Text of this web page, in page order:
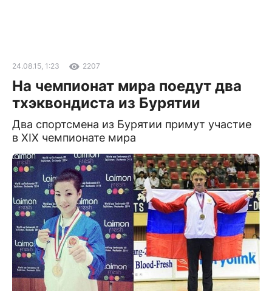
24.08.15, 1:23 2207
На чемпионат мира поедут два
тхэквондиста из Бурятии
Два спортсмена из Бурятии примут участие
в XIX чемпионате мира